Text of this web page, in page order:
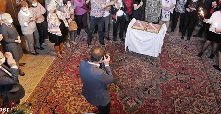
Les 50 ans de Forum elle Valais à Sierre